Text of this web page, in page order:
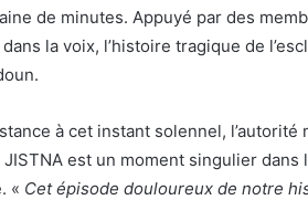
de minutes. Appuyé par des
la voix, l’histoire tragique de
à cet instant solennel,
est un moment singulier dans
« Cet épisode douloureux de notre